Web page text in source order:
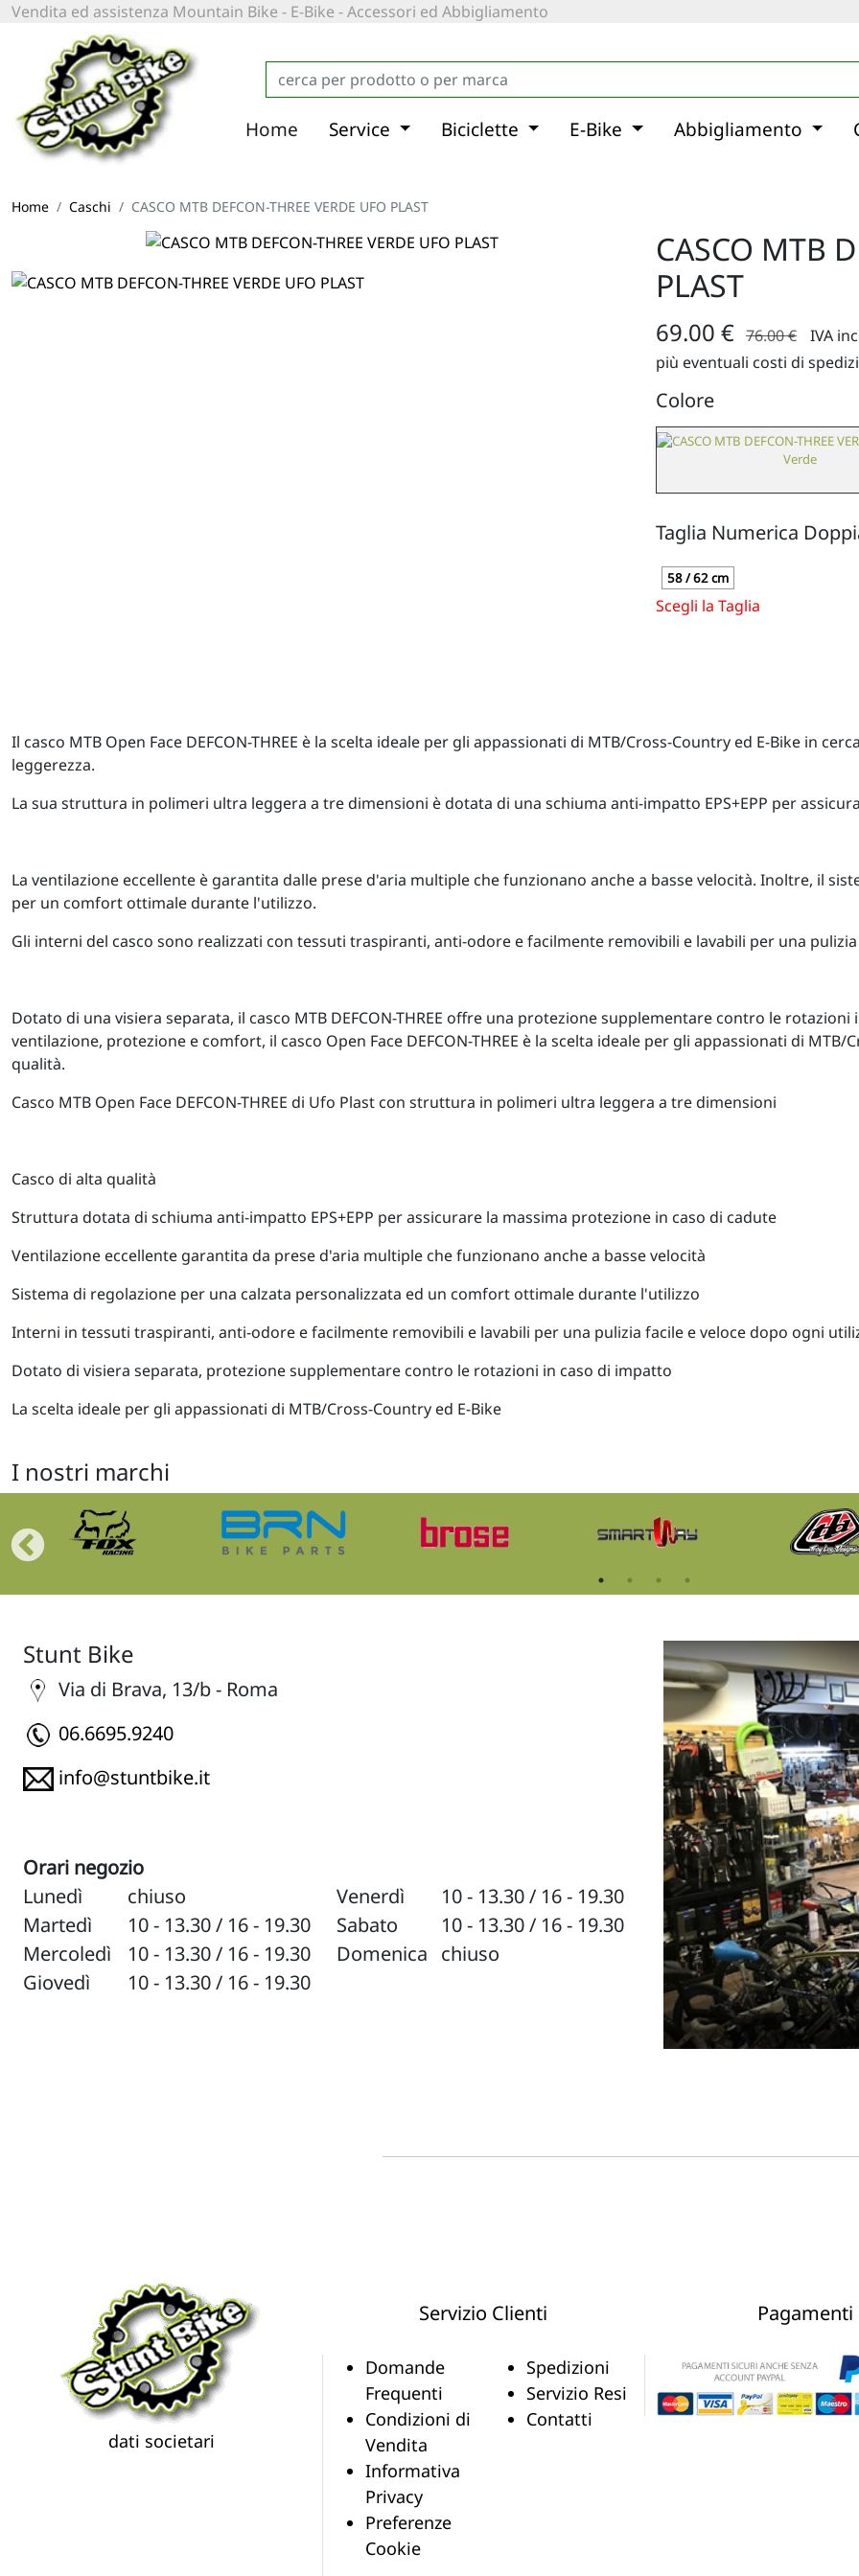
Vendita ed assistenza Mountain Bike - E-Bike - Accessori ed Abbigliamento
Home Service Biciclette E-Bike Abbigliamento
Home Caschi CASCO MTB DEFCON-THREE VERDE UFO PLAST
CASCO MTB
PLAST
69.00 € 76.00 €
IVA
più eventuali costi di
Colore
Verde
Taglia Numerica
58 / 62 cm
Scegli la Taglia
Il casco MTB Open Face DEFCON-THREE è la scelta ideale per gli appassionati di MTB/Cross-Country ed E-Bike in
leggerezza.
La sua struttura in polimeri ultra leggera a tre dimensioni è dotata di una schiuma anti-impatto EPS+EPP per
La ventilazione eccellente è garantita dalle prese d'aria multiple che funzionano anche a basse velocità. Inoltre, il
per un comfort ottimale durante l'utilizzo.
Gli interni del casco sono realizzati con tessuti traspiranti, anti-odore e facilmente removibili e lavabili per una
Dotato di una visiera separata, il casco MTB DEFCON-THREE offre una protezione supplementare contro le
ventilazione, protezione e comfort, il casco Open Face DEFCON-THREE è la scelta ideale per gli appassionati di
qualità.
Casco MTB Open Face DEFCON-THREE di Ufo Plast con struttura in polimeri ultra leggera a tre dimensioni
Casco di alta qualità
Struttura dotata di schiuma anti-impatto EPS+EPP per assicurare la massima protezione in caso di cadute
Ventilazione eccellente garantita da prese d'aria multiple che funzionano anche a basse velocità
Sistema di regolazione per una calzata personalizzata ed un comfort ottimale durante l'utilizzo
Interni in tessuti traspiranti, anti-odore e facilmente removibili e lavabili per una pulizia facile e veloce dopo ogni
Dotato di visiera separata, protezione supplementare contro le rotazioni in caso di impatto
La scelta ideale per gli appassionati di MTB/Cross-Country ed E-Bike
I nostri marchi
Stunt Bike
Via di Brava, 13/b - Roma
06.6695.9240
info@stuntbike.it
Orari negozio
Lunedì
chiuso
Martedì
10 - 13.30 / 16 - 19.30
Mercoledì
10 - 13.30 / 16 - 19.30
Giovedì
10 - 13.30 / 16 - 19.30
Venerdì
10 - 13.30 / 16 - 19.30
Sabato
10 - 13.30 / 16 - 19.30
Domenica chiuso
dati societari
Servizio Clienti
Domande
Frequenti
Condizioni di
Vendita
Informativa
Privacy
Preferenze
Cookie
Spedizioni
Servizio Resi
Contatti
Pagamenti